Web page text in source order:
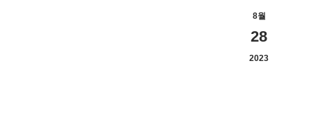
8월
28
2023